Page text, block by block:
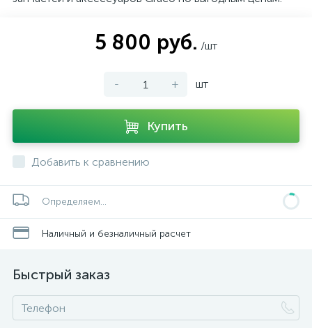
5 800 руб. /шт
- + шт
Купить
Добавить к сравнению
Определяем...
Наличный и безналичный расчет
Быстрый заказ